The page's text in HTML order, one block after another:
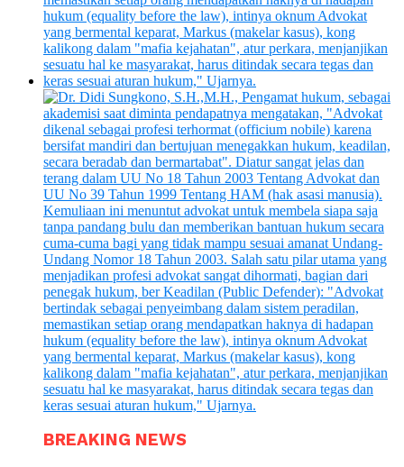
BREAKING NEWS